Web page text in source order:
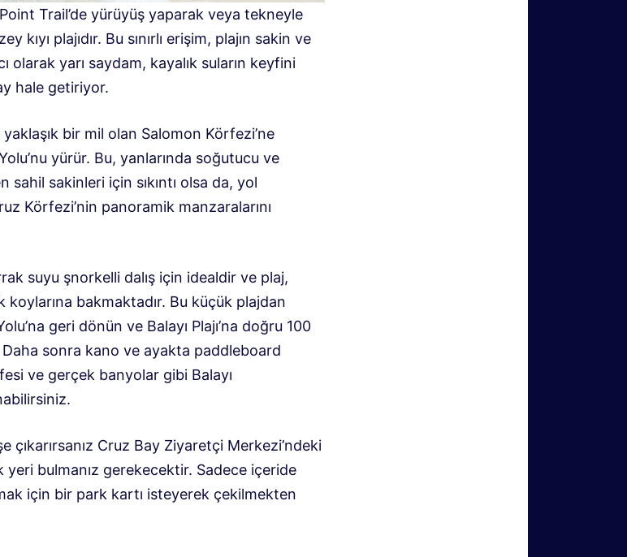
Trail’de yürüyüş yaparak veya tekneyle
kıyı plajıdır. Bu sınırlı erişim, plajın sakin ve
olarak yarı saydam, kayalık suların keyfini
hale getiriyor.
bir mil olan Salomon Körfezi’ne
yürür. Bu, yanlarında soğutucu ve
sahil sakinleri için sıkıntı olsa da, yol
Körfezi’nin panoramik manzaralarını
suyu şnorkelli dalış için idealdir ve plaj,
koylarına bakmaktadır. Bu küçük plajdan
geri dönün ve Balayı Plajı’na doğru 100
Daha sonra kano ve ayakta paddleboard
ve gerçek banyolar gibi Balayı
çıkarırsanız Cruz Bay Ziyaretçi Merkezi’ndeki
yeri bulmanız gerekecektir. Sadece içeride
için bir park kartı isteyerek çekilmekten